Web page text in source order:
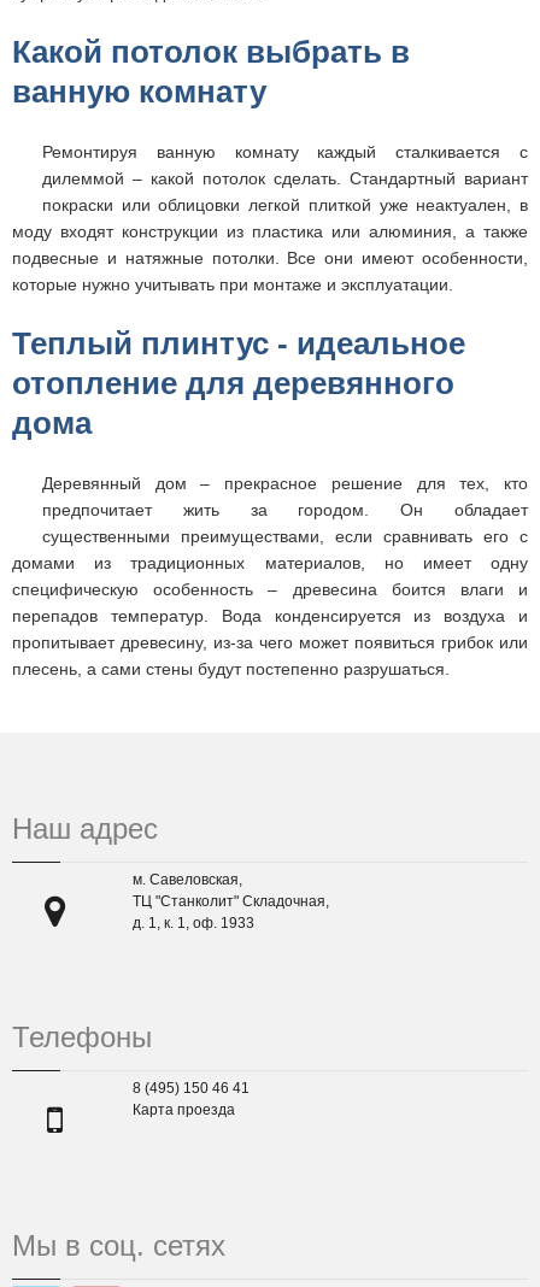
Какой потолок выбрать в
ванную комнату
Ремонтируя ванную комнату каждый сталкивается с
дилеммой – какой потолок сделать. Стандартный вариант
покраски или облицовки легкой плиткой уже неактуален, в
моду входят конструкции из пластика или алюминия, а также
подвесные и натяжные потолки. Все они имеют особенности,
которые нужно учитывать при монтаже и эксплуатации.
Теплый плинтус - идеальное
отопление для деревянного
дома
Деревянный дом – прекрасное решение для тех, кто
предпочитает жить за городом. Он обладает
существенными преимуществами, если сравнивать его с
домами из традиционных материалов, но имеет одну
специфическую особенность – древесина боится влаги и
перепадов температур. Вода конденсируется из воздуха и
пропитывает древесину, из-за чего может появиться грибок или
плесень, а сами стены будут постепенно разрушаться.
Наш адрес
м. Савеловская,
ТЦ "Станколит" Складочная,
д. 1, к. 1, оф. 1933
Телефоны
8 (495) 150 46 41
Карта проезда
Мы в соц. сетях